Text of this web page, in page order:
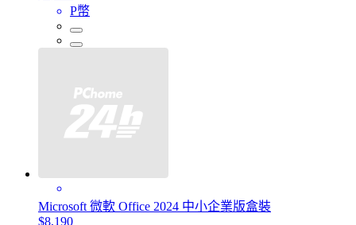
P幣
Microsoft 微軟 Office 2024 中小企業版盒裝
$8,190